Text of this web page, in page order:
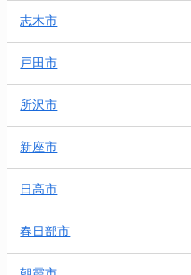
志木市
戸田市
所沢市
新座市
日高市
春日部市